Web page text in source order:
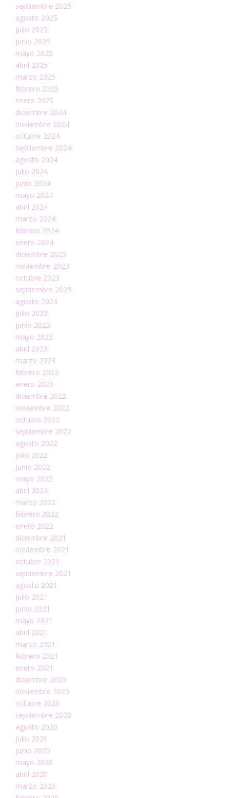
septiembre 2025
agosto 2025
julio 2025
junio 2025
mayo 2025
abril 2025
marzo 2025
febrero 2025
enero 2025
diciembre 2024
noviembre 2024
octubre 2024
septiembre 2024
agosto 2024
julio 2024
junio 2024
mayo 2024
abril 2024
marzo 2024
febrero 2024
enero 2024
diciembre 2023
noviembre 2023
octubre 2023
septiembre 2023
agosto 2023
julio 2023
junio 2023
mayo 2023
abril 2023
marzo 2023
febrero 2023
enero 2023
diciembre 2022
noviembre 2022
octubre 2022
septiembre 2022
agosto 2022
julio 2022
junio 2022
mayo 2022
abril 2022
marzo 2022
febrero 2022
enero 2022
diciembre 2021
noviembre 2021
octubre 2021
septiembre 2021
agosto 2021
julio 2021
junio 2021
mayo 2021
abril 2021
marzo 2021
febrero 2021
enero 2021
diciembre 2020
noviembre 2020
octubre 2020
septiembre 2020
agosto 2020
julio 2020
junio 2020
mayo 2020
abril 2020
marzo 2020